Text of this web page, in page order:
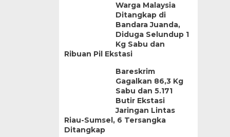
Warga Malaysia
Ditangkap di
Bandara Juanda,
Diduga Selundup 1
Kg Sabu dan
Ribuan Pil Ekstasi
Bareskrim
Gagalkan 86,3 Kg
Sabu dan 5.171
Butir Ekstasi
Jaringan Lintas
Riau-Sumsel, 6 Tersangka
Ditangkap